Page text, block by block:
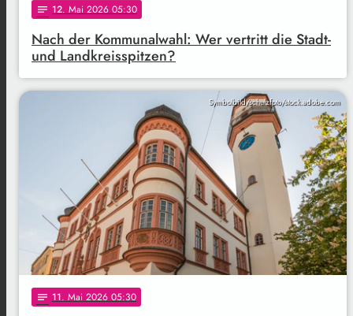
notes 12. Mai 2026 05:30
Nach der Kommunalwahl: Wer vertritt die Stadt-
und Landkreisspitzen?
Symbolbild/schulzfoto/stock.adobe.com
notes 11. Mai 2026 05:30